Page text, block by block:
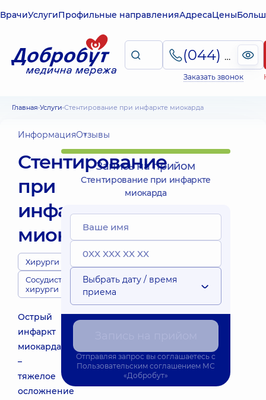
ВрачиУслугиПрофильные направленияАдресаЦены
(044) 495-2-888
Заказать звонок
Главная Услуги Стентирование при инфаркте миокарда
ИнформацияОтзывы
Стентирование
при
инфаркте
миокарда
Хирурги
Сосудистые
хирурги
Острый
инфаркт
миокарда
–
тяжелое
осложнение
Запись на прийом
Стентирование при инфаркте
миокарда
Выбрать дату / время
приема
Отправляя запрос вы соглашаетесь с
Пользовательским соглашением МС
«Добробут»